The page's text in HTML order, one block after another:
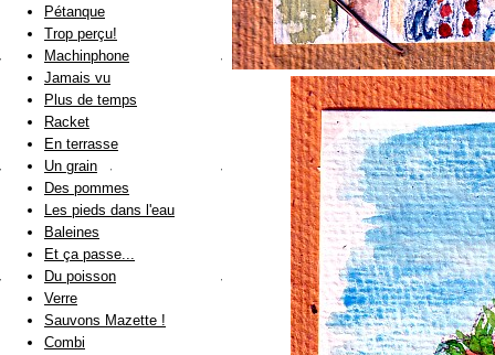
Pétanque
Trop perçu!
Machinphone
Jamais vu
Plus de temps
Racket
En terrasse
Un grain
Des pommes
Les pieds dans l'eau
Baleines
Et ça passe...
Du poisson
Verre
Sauvons Mazette !
Combi